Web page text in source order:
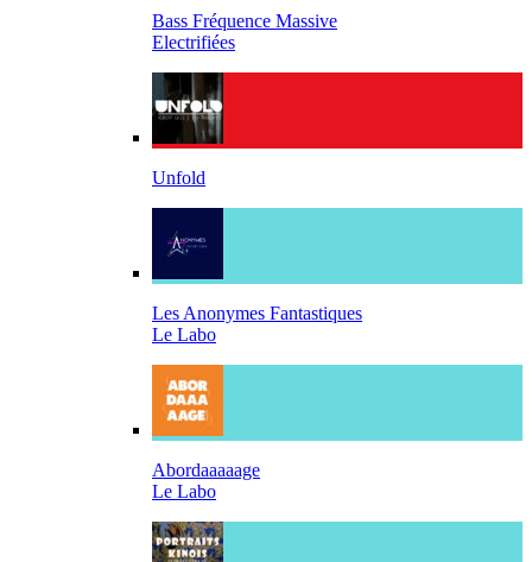
Bass Fréquence Massive
Electrifiées
Unfold
Les Anonymes Fantastiques
Le Labo
Abordaaaaage
Le Labo